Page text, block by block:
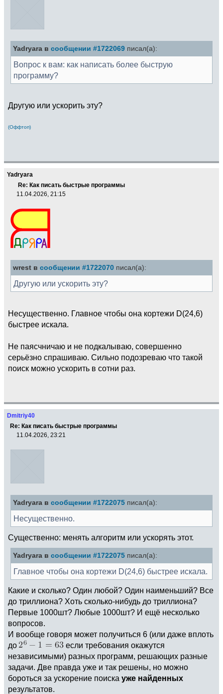
Yadryara в сообщении #1722069 писал(а):
Вопрос к вам: как написать более быструю
программу?
Другую или ускорить эту?
(Оффтоп)
Yadryara
Re: Как писать быстрые программы
11.04.2026, 21:15
wrest в сообщении #1722070 писал(а):
Другую или ускорить эту?
Несущественно. Главное чтобы она кортежи D(24,6)
быстрее искала.
Не паясчничаю и не подкалываю, совершенно
серьёзно спрашиваю. Сильно подозреваю что такой
поиск можно ускорить в сотни раз.
Dmitriy40
Re: Как писать быстрые программы
11.04.2026, 23:21
Yadryara в сообщении #1722075 писал(а):
Несущественно.
Существенно: менять алгоритм или ускорять этот.
Yadryara в сообщении #1722075 писал(а):
Главное чтобы она кортежи D(24,6) быстрее искала.
Какие и сколько? Один любой? Один наименьший? Все
до триллиона? Хоть сколько-нибудь до триллиона?
Первые 1000шт? Любые 1000шт? И ещё несколько
вопросов.
И вообще говоря может получиться 6 (или даже вплоть
до
если требования окажутся
независимыми) разных программ, решающих разные
задачи. Две правда уже и так решены, но можно
бороться за ускорение поиска уже найденных
результатов.